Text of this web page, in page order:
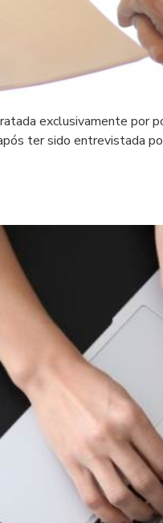
exclusivamente por
ter sido entrevistada